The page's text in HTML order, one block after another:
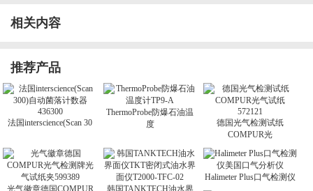
相关内容
推荐产品
法国interscience(Scan 30
ThermoProbe防爆石油温
度
德国光气检测试纸
COMPUR光
光气徽章德国COMPUR
韩国TANKTECH油水界
Halimeter Plus口气检测仪